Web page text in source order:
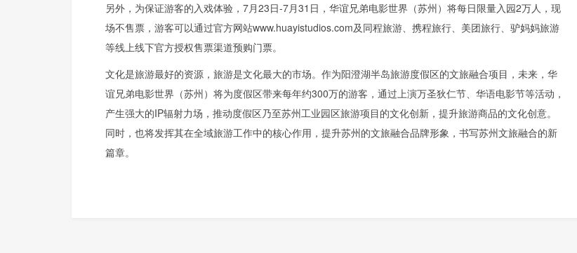
另外，为保证游客的入戏体验，7月23日-7月31日，华谊兄弟电影世界（苏州）将每日限量入园2万人，现
场不售票，游客可以通过官方网站www.huayistudios.com及同程旅游、携程旅行、美团旅行、驴妈妈旅游
等线上线下官方授权售票渠道预购门票。
文化是旅游最好的资源，旅游是文化最大的市场。作为阳澄湖半岛旅游度假区的文旅融合项目，未来，华
谊兄弟电影世界（苏州）将为度假区带来每年约300万的游客，通过上演万圣狄仁节、华语电影节等活动，
产生强大的IP辐射力场，推动度假区乃至苏州工业园区旅游项目的文化创新，提升旅游商品的文化创意。
同时，也将发挥其在全域旅游工作中的核心作用，提升苏州的文旅融合品牌形象，书写苏州文旅融合的新
篇章。